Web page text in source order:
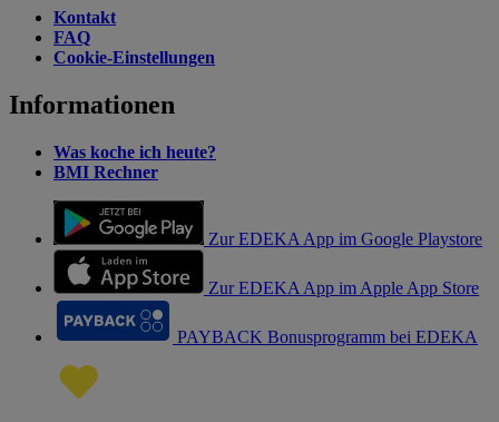
Kontakt
FAQ
Cookie-Einstellungen
Informationen
Was koche ich heute?
BMI Rechner
Zur EDEKA App im Google Playstore
Zur EDEKA App im Apple App Store
PAYBACK Bonusprogramm bei EDEKA